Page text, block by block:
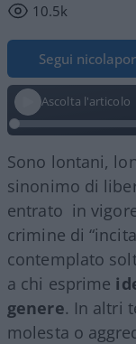
10.5k
Segui
Ascolta l'articolo
Sono lontani,
sinonimo di
entrato in
crimine di
contemplato
a chi esprime
genere. In altri
molesta o